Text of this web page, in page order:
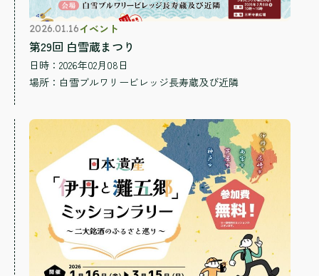
2026.01.16イベント
第29回 白雪蔵まつり
日時：2026年02月08日
場所： 白雪ブルワリービレッジ長寿蔵及び近隣